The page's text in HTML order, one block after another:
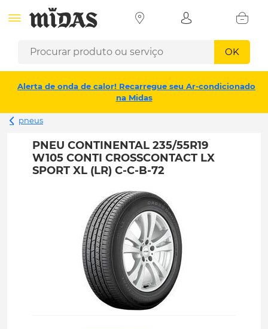
OK
Alerta de onda de calor! Recarregue seu Ar-condicionado
na Midas
pneus
PNEU CONTINENTAL 235/55R19
W105 CONTI CROSSCONTACT LX
SPORT XL (LR) C-C-B-72